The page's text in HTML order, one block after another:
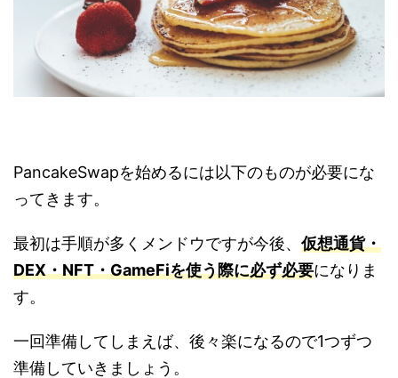
PancakeSwapを始めるには以下のものが必要にな
ってきます。
最初は手順が多くメンドウですが今後、仮想通貨・
DEX・NFT・GameFiを使う際に必ず必要になりま
す。
一回準備してしまえば、後々楽になるので1つずつ
準備していきましょう。